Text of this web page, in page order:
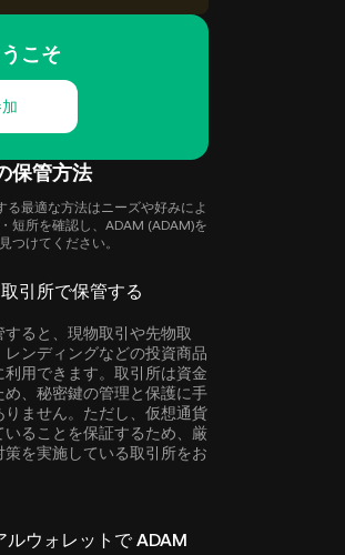
こそ
保管方法
る最適な方法はニーズや好みによ
短所を確認し、ADAM (ADAM)を
つけてください。
引所で保管する
ると、現物取引や先物取
ンディングなどの投資商品
用できます。取引所は資金
め、秘密鍵の管理と保護に手
りません。ただし、仮想通貨
いることを保証するため、厳
を実施している取引所をお
ルウォレットで ADAM